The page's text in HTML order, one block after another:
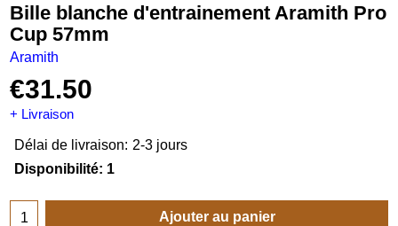
Bille blanche d'entrainement Aramith Pro
Cup 57mm
Aramith
€31.50
+ Livraison
Délai de livraison: 2-3 jours
Disponibilité: 1
Ajouter au panier